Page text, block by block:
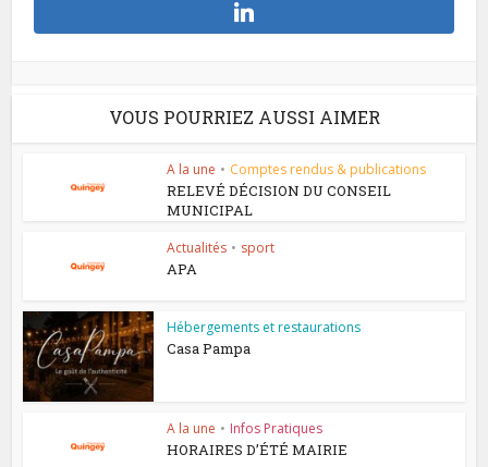
VOUS POURRIEZ AUSSI AIMER
A la une • Comptes rendus & publications
RELEVÉ DÉCISION DU CONSEIL
MUNICIPAL
Actualités • sport
APA
Hébergements et restaurations
Casa Pampa
A la une • Infos Pratiques
HORAIRES D’ÉTÉ MAIRIE